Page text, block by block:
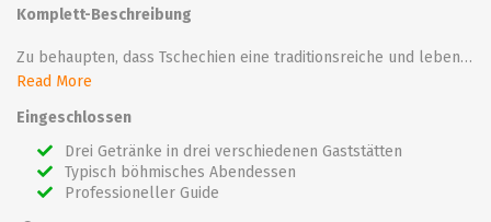
Komplett-Beschreibung
Zu behaupten, dass Tschechien eine traditionsreiche und lebendige Bierkultur hat, wäre noch zu milde ausgedrückt. Hier, wo auch das berühmte Pilsner Bier seinen Ursprung findet, wird das meiste Bier pro Kopf getrunken – so viel wie in keinem anderen Land der Welt. Schließen Sie sich unserer Biertour durch‘s wunderschöne Prag an und unser Guide wird Sie davon überzeugen, dass die Tschechen ihr Bier wirklich lieben! Die Führung in kleiner Gruppe bietet allen Gästen und Bierliebhabern ein besonderes Erlebnis.
Erfahren Sie mehr über das Leben in Prag, sowohl in der Vergangenheit, als auch heute. Fragen Sie, was Sie schon immer interessiert hat und genießen Sie einfach einen perfekten Abend mit Ihrem professionellen Guide!
Read More
Eingeschlossen
Drei Getränke in drei verschiedenen Gaststätten
Typisch böhmisches Abendessen
Professioneller Guide